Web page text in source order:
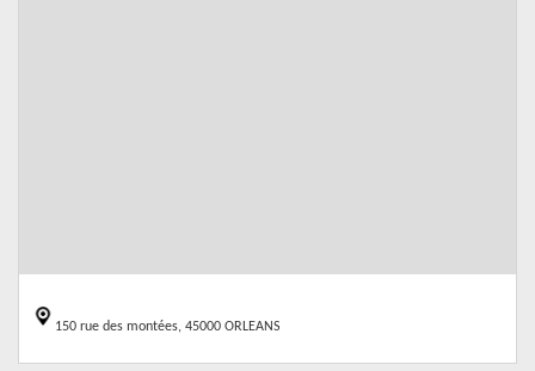
150 rue des montées, 45000 ORLEANS